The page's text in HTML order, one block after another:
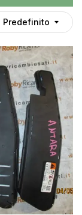
Predefinito